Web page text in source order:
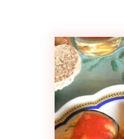
Spazio